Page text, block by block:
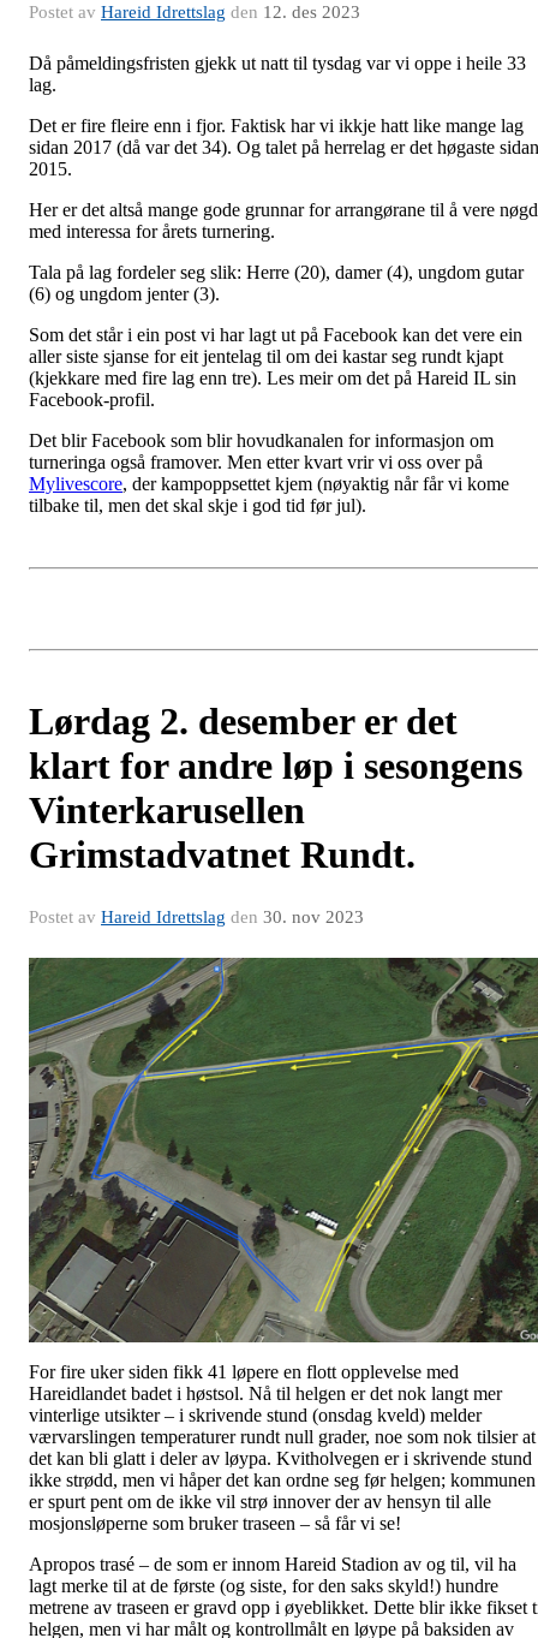
Postet av Hareid Idrettslag den 12. des 2023
Då påmeldingsfristen gjekk ut natt til tysdag var vi oppe i heile 33
lag.
Det er fire fleire enn i fjor. Faktisk har vi ikkje hatt like mange lag
sidan 2017 (då var det 34). Og talet på herrelag er det høgaste sidan
2015.
Her er det altså mange gode grunnar for arrangørane til å vere
med interessa for årets turnering.
Tala på lag fordeler seg slik: Herre (20), damer (4), ungdom gutar
(6) og ungdom jenter (3).
Som det står i ein post vi har lagt ut på Facebook kan det vere ein
aller siste sjanse for eit jentelag til om dei kastar seg rundt kjapt
(kjekkare med fire lag enn tre). Les meir om det på Hareid IL sin
Facebook-profil.
Det blir Facebook som blir hovudkanalen for informasjon om
turneringa også framover. Men etter kvart vrir vi oss over på
Mylivescore, der kampoppsettet kjem (nøyaktig når får vi kome
tilbake til, men det skal skje i god tid før jul).
Lørdag 2. desember er det
klart for andre løp i sesongens
Vinterkarusellen
Grimstadvatnet Rundt.
Postet av Hareid Idrettslag den 30. nov 2023
For fire uker siden fikk 41 løpere en flott opplevelse med
Hareidlandet badet i høstsol. Nå til helgen er det nok langt mer
vinterlige utsikter – i skrivende stund (onsdag kveld) melder
værvarslingen temperaturer rundt null grader, noe som nok tilsier at
det kan bli glatt i deler av løypa. Kvitholvegen er i skrivende stund
ikke strødd, men vi håper det kan ordne seg før helgen; kommunen
er spurt pent om de ikke vil strø innover der av hensyn til alle
mosjonsløperne som bruker traseen – så får vi se!
Apropos trasé – de som er innom Hareid Stadion av og til, vil ha
lagt merke til at de første (og siste, for den saks skyld!) hundre
metrene av traseen er gravd opp i øyeblikket. Dette blir ikke fikset
helgen, men vi har målt og kontrollmålt en løype på baksiden av